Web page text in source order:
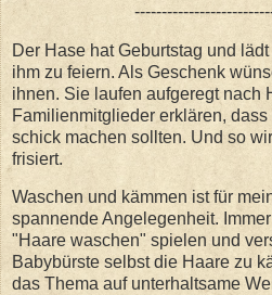
Der Hase hat Geburtstag und
ihm zu feiern. Als Geschenk
ihnen. Sie laufen aufgeregt nach
Familienmitglieder erklären,
schick machen sollten. Und so
frisiert.
Waschen und kämmen ist für
spannende Angelegenheit.
"Haare waschen" spielen und
Babybürste selbst die Haare zu
das Thema auf unterhaltsame